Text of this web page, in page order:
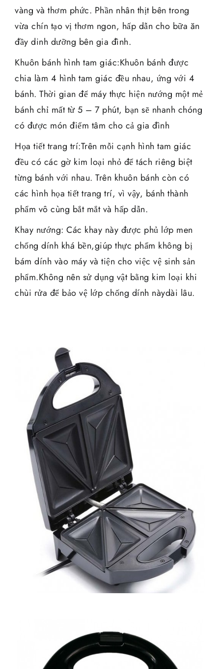
vàng và thơm phức. Phần nhân thịt bên trong
vừa chín tạo vị thơm ngon, hấp dẫn cho bữa ăn
đầy dinh dưỡng bên gia đình.
Khuôn bánh hình tam giác:Khuôn bánh được
chia làm 4 hình tam giác đều nhau, ứng với 4
bánh. Thời gian để máy thực hiện nướng một mẻ
bánh chỉ mất từ 5 – 7 phút, bạn sẽ nhanh chóng
có được món điểm tâm cho cả gia đình
Họa tiết trang trí:Trên mỗi cạnh hình tam giác
đều có các gờ kim loại nhỏ để tách riêng biệt
từng bánh với nhau. Trên khuôn bánh còn có
các hình họa tiết trang trí, vì vậy, bánh thành
phẩm vô cùng bắt mắt và hấp dẫn.
Khay nướng: Các khay này được phủ lớp men
chống dính khá bền,giúp thực phẩm không bị
bám dính vào máy và tiện cho việc vệ sinh sản
phẩm.Không nên sử dụng vật bằng kim loại khi
chùi rửa để bảo vệ lớp chống dính nàydài lâu.